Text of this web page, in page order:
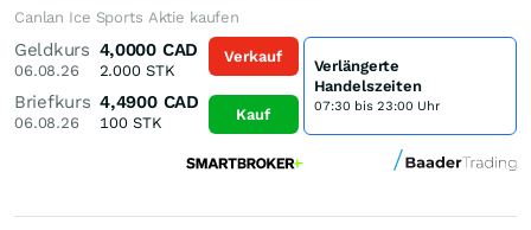
Canlan Ice Sports Aktie kaufen
Geldkurs
06.08.26
4,0000 CAD
2.000STK
Briefkurs
06.08.26
4,4900 CAD
100STK
Verkauf
Kauf
Verlängerte
Handelszeiten
07:30 bis 23:00 Uhr